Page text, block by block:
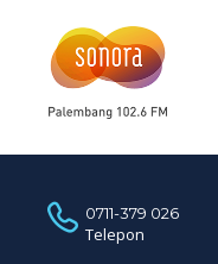
0711-379 026
Telepon